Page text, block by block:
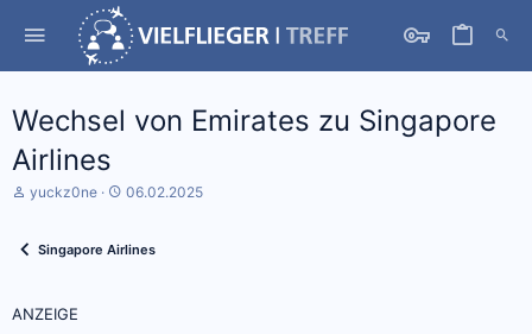
Wechsel von Emirates zu Singapore
Airlines
S
r
*
yuckz0ne
D
u
06.02.2025
Singapore Airlines
ANZEIGE